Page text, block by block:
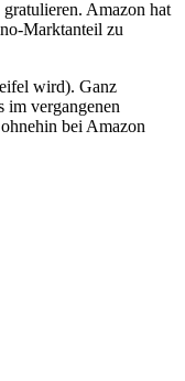
Amazon hat
Marktanteil zu
wird). Ganz
im vergangenen
bei Amazon